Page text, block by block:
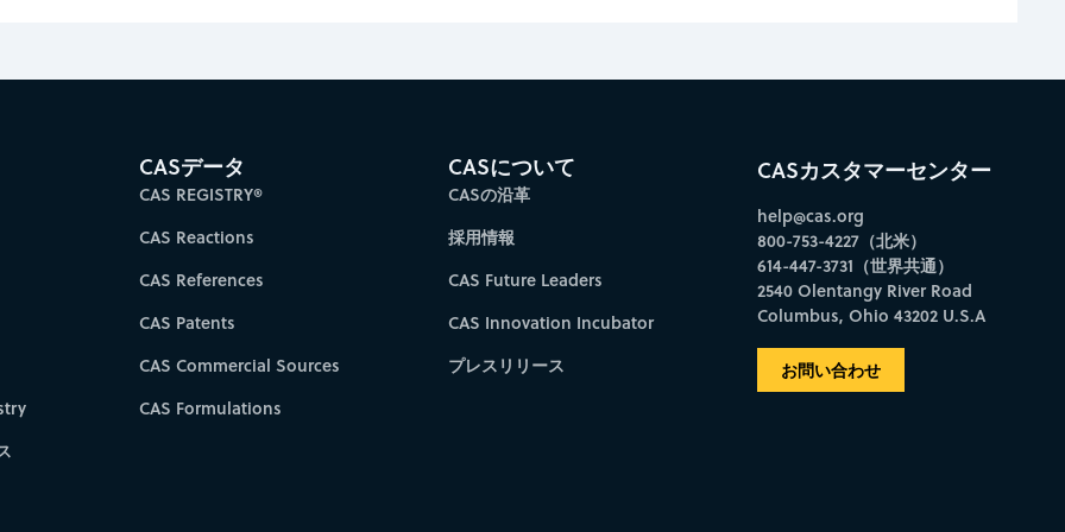
CASデータ
CAS REGISTRY®
CAS Reactions
CAS References
CAS Patents
CAS Commercial Sources
CAS Formulations
CASについて
CASの沿革
採用情報
CAS Future Leaders
CAS Innovation Incubator
プレスリリース
CASカスタマーセンター
help@cas.org
800-753-4227（北米）
614-447-3731（世界共通）
2540 Olentangy River Road
Columbus, Ohio 43202 U.S.A
お問い合わせ